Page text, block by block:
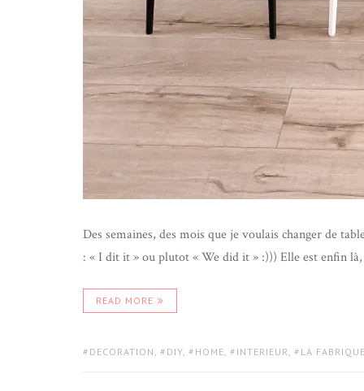
Des semaines, des mois que je voulais changer de
: « I dit it » ou plutot « We did it » :))) Elle est enfin
READ MORE
TAGS:
DECORATION DIY HOME INTERIEUR LA